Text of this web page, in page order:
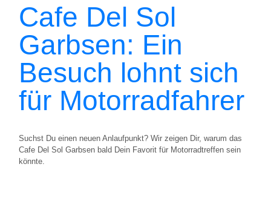
Cafe Del Sol
Garbsen: Ein
Besuch lohnt sich
für Motorradfahrer
Suchst Du einen neuen Anlaufpunkt? Wir zeigen Dir, warum das
Cafe Del Sol Garbsen bald Dein Favorit für Motorradtreffen sein
könnte.